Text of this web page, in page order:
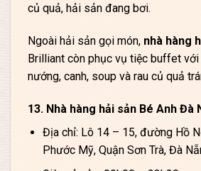
củ quả, hải sản đang bơi.
Ngoài hải sản gọi món, nhà hàng
Brilliant còn phục vụ tiệc buffet
nướng, canh, soup và rau củ quả
13. Nhà hàng hải sản Bé Anh Đà
Địa chỉ: Lô 14 – 15, đường Hồ
Phước Mỹ, Quận Sơn Trà, Đà